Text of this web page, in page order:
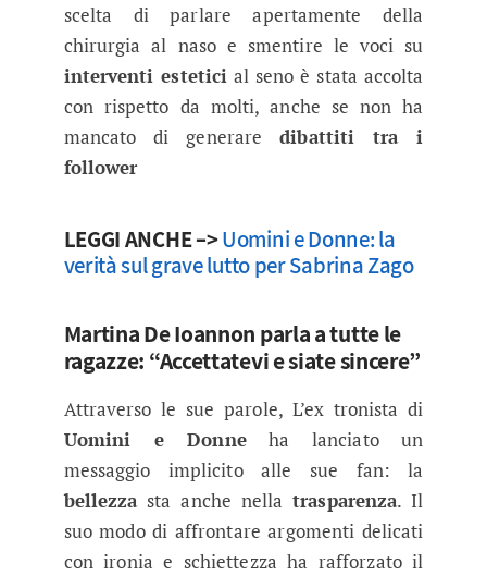
scelta di parlare apertamente della
chirurgia al naso e smentire le voci su
interventi estetici al seno è stata accolta
con rispetto da molti, anche se non ha
mancato di generaredibattiti tra i
follower
LEGGI ANCHE –>Uomini e Donne: la
verità sul grave lutto per Sabrina Zago
Martina De Ioannon parla a tutte le
ragazze: “Accettatevi e siate sincere”
Attraverso le sue parole, L’ex tronista di
Uomini e Donneha lanciato un
messaggio implicito alle sue fan: la
bellezzasta anche nellatrasparenza. Il
suo modo di affrontare argomenti delicati
con ironia e schiettezza ha rafforzato il